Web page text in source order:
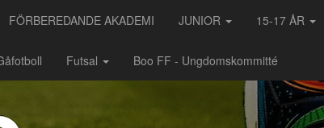
FÖRBEREDANDE AKADEMI JUNIOR 15-17 ÅR
Futsal Boo FF - Ungdomskommitté